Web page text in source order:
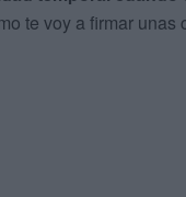
te voy a firmar